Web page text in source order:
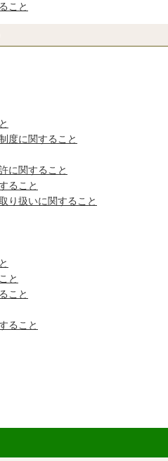
こと
度に関すること
に関すること
ること
り扱いに関すること
と
こと
ること